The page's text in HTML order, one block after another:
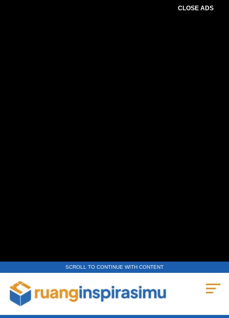
CLOSE ADS
SCROLL TO CONTINUE WITH CONTENT